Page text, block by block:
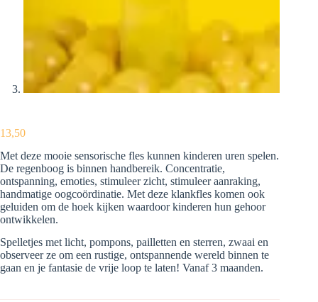
13,50
Met deze mooie sensorische fles kunnen kinderen uren spelen.
De regenboog is binnen handbereik. Concentratie,
ontspanning, emoties, stimuleer zicht, stimuleer aanraking,
handmatige oogcoördinatie. Met deze klankfles komen ook
geluiden om de hoek kijken waardoor kinderen hun gehoor
ontwikkelen.
Spelletjes met licht, pompons, pailletten en sterren, zwaai en
observeer ze om een ​​rustige, ontspannende wereld binnen te
gaan en je fantasie de vrije loop te laten! Vanaf 3 maanden.